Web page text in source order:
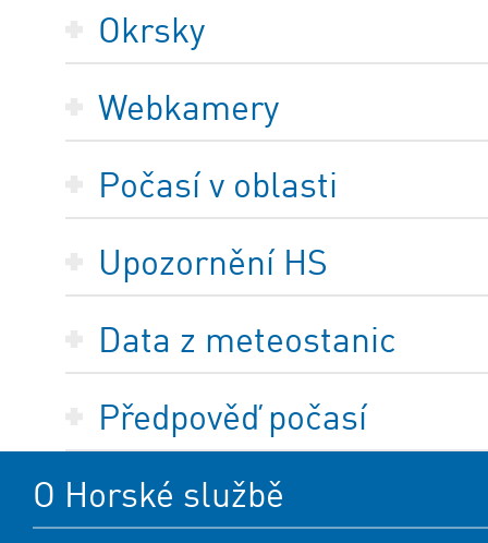
Okrsky
Webkamery
Počasí v oblasti
Upozornění HS
Data z meteostanic
Předpověď počasí
O Horské službě